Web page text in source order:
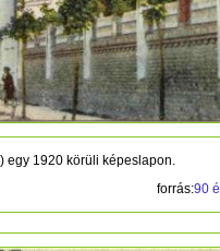
egy 1920 körüli képeslapon.
forrás:90